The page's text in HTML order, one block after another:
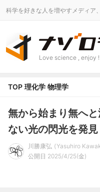
科学を好きな人を増やすメディア
Love science , enjoy !
TOP 理化学 物理学
無から始まり無へ
ない光の閃光を発
川勝康弘
Yasuhiro
公開日 2025/4/25(金)